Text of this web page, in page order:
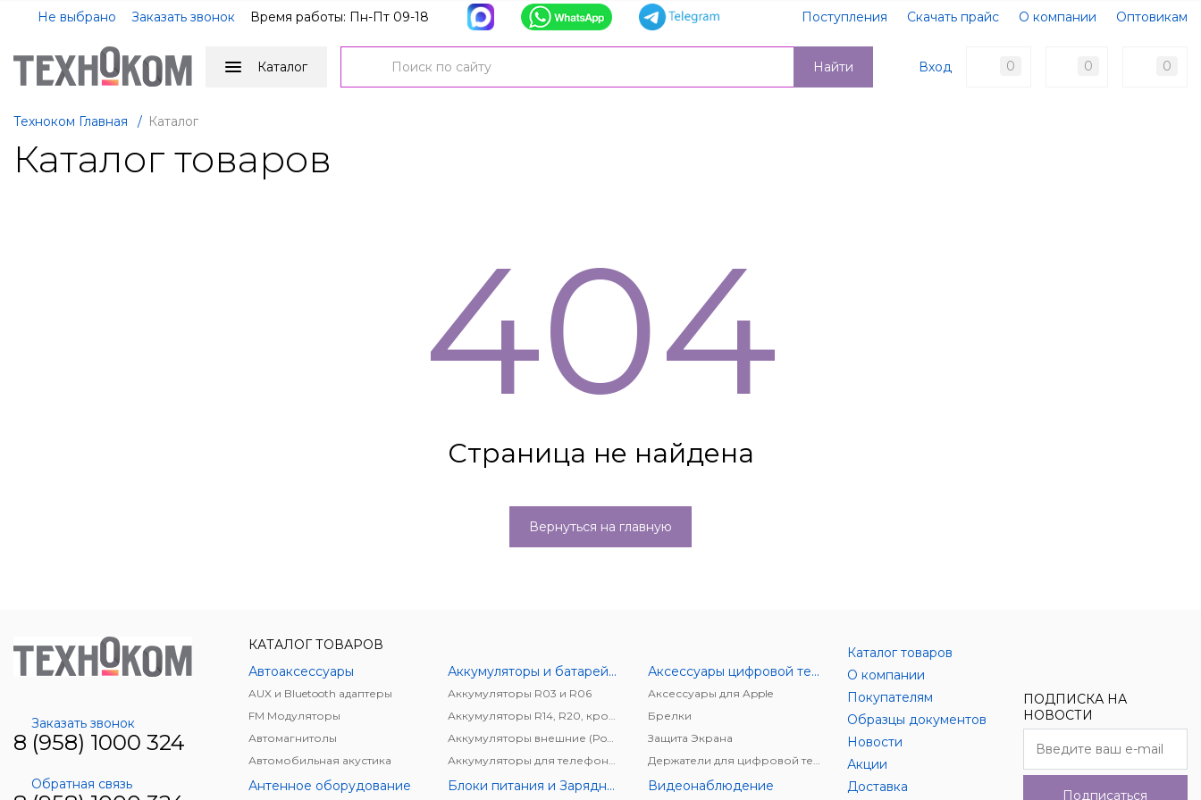
Не выбрано Заказать звонок Время работы: Пн-Пт 09-18 Поступления Скачать прайс О компании
Оптовикам
Доставка
Контакты
Каталог Вход 0 0 0
Найти
Техноком Главная / Каталог
Каталог товаров
404
Страница не найдена
Вернуться на главную
Заказать звонок
8 (958) 1000 324
Обратная связь
КАТАЛОГ ТОВАРОВ
Автоаксессуары
AUX и Bluetooth адаптеры
FM Модуляторы
Автомагнитолы
Автомобильная акустика
Аккумуляторы и батарейки
Аккумуляторы R03 и R06
Аксессуары цифровой техники
Аксессуары для Apple
Брелки
Защита Экрана
Антенное оборудование Блоки питания и Зарядные устройства Видеонаблюдение
Каталог товаров
О компании
Покупателям
Образцы документов
Новости
Акции
Доставка
ПОДПИСКА НА
НОВОСТИ
Подписаться